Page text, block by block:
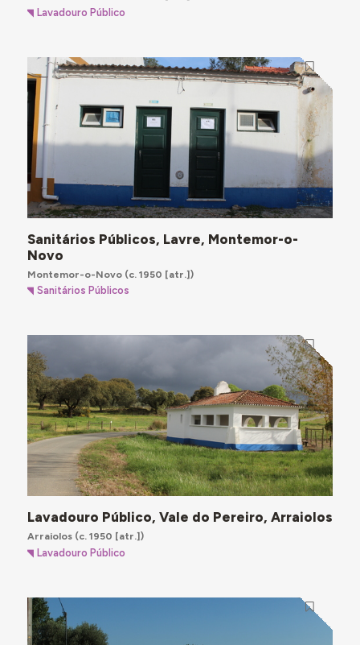
Lavadouro Público
Sanitários Públicos, Lavre, Montemor-o-
Novo
Montemor-o-Novo(c. 1950 [atr.])
Sanitários Públicos
Lavadouro Público, Vale do Pereiro, Arraiolos
Arraiolos(c. 1950 [atr.])
Lavadouro Público